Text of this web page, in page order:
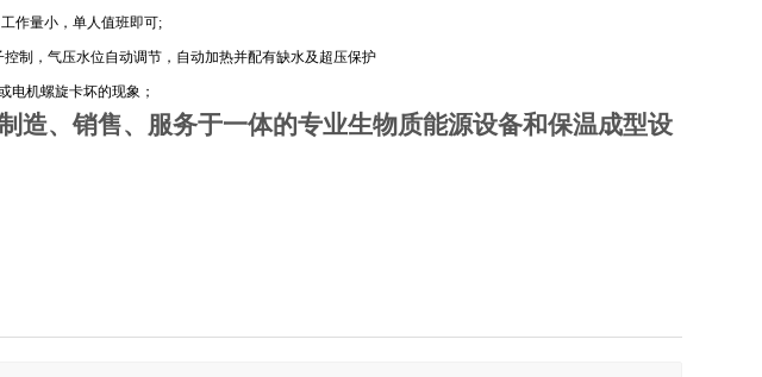
作量小，单人值班即可;
制，气压水位自动调节，自动加热并配有缺水及超压保护
电机螺旋卡坏的现象；
造、销售、服务于一体的专业生物质能源设备和保温成型设